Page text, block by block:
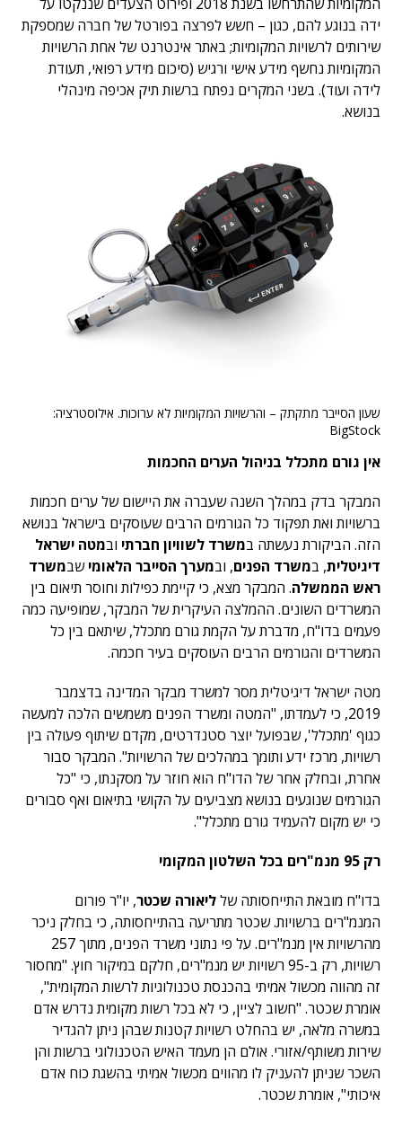
ידה בנוגע להם, כגון – חשש לפרצה בפורטל של חברה שמספקת
שירותים לרשויות המקומיות; באתר אינטרנט של אחת הרשויות
המקומיות נחשף מידע אישי ורגיש (סיכום מידע רפואי, תעודת
לידה ועוד). בשני המקרים נפתח ברשות תיק אכיפה מינהלי
בנושא.
שעון הסייבר מתקתק – והרשויות המקומיות לא ערוכות. אילוסטרציה:
BigStock
אין גורם מתכלל בניהול הערים החכמות
המבקר בדק במהלך השנה שעברה את היישום של ערים חכמות
ברשויות ואת תפקוד כל הגורמים הרבים שעוסקים בישראל בנושא
הזה. הביקורת נעשתה במשרד לשוויון חברתי ובמטה ישראל
דיגיטלית, במשרד הפנים, ובמערך הסייבר הלאומישבמשרד
ראש הממשלה. המבקר מצא, כי קיימת כפילות וחוסר תיאום בין
המשרדים השונים. ההמלצה העיקרית של המבקר, שמופיעה כמה
פעמים בדו"ח, מדברת על הקמת גורם מתכלל, שיתאם בין כל
המשרדים והגורמים הרבים העוסקים בעיר חכמה.
מטה ישראל דיגיטלית מסר למשרד מבקר המדינה בדצמבר
2019, כי לעמדתו, "המטה ומשרד הפנים משמשים הלכה למעשה
כגוף 'מתכלל', שבפועל יוצר סטנדרטים, מקדם שיתוף פעולה בין
רשויות, מרכז ידע ותומך במהלכים של הרשויות". המבקר סבור
אחרת, ובחלק אחר של הדו"ח הוא חוזר על מסקנתו, כי "כל
הגורמים שנוגעים בנושא מצביעים על הקושי בתיאום ואף סבורים
כי יש מקום להעמיד גורם מתכלל".
רק 95 מנמ"רים בכל השלטון המקומי
בדו"ח מובאת התייחסותה שלליאורה שכטר, יו"ר פורום
המנמ"רים ברשויות. שכטר מתריעה בהתייחסותה, כי בחלק ניכר
מהרשויות אין מנמ"רים. על פי נתוני משרד הפנים, מתוך 257
רשויות, רק ב-95 רשויות יש מנמ"רים, חלקם במיקור חוץ. "מחסור
זה מהווה מכשול אמיתי בהכנסת טכנולוגיות לרשות המקומית",
אומרת שכטר. "חשוב לציין, כי לא בכל רשות מקומית נדרש אדם
במשרה מלאה, יש בהחלט רשויות קטנות שבהן ניתן להגדיר
שירות משותף/אזורי. אולם הן מעמד האיש הטכנולוגי ברשות והן
השכר שניתן להעניק לו מהווים מכשול אמיתי בהשגת כוח אדם
איכותי", אומרת שכטר.